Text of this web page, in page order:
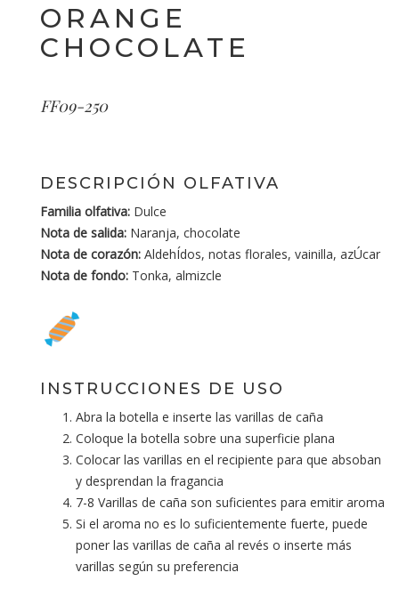
ORANGE
CHOCOLATE
FF09-250
DESCRIPCIÓN OLFATIVA
Familia olfativa: Dulce
Nota de salida: Naranja, chocolate
Nota de corazón: AldehÍdos, notas florales, vainilla, azÚcar
Nota de fondo: Tonka, almizcle
INSTRUCCIONES DE USO
Abra la botella e inserte las varillas de caña
Coloque la botella sobre una superficie plana
Colocar las varillas en el recipiente para que absoban
y desprendan la fragancia
7-8 Varillas de caña son suficientes para emitir aroma
Si el aroma no es lo suficientemente fuerte, puede
poner las varillas de caña al revés o inserte más
varillas según su preferencia